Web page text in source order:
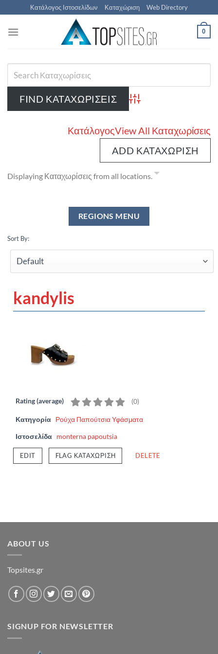
Μετάβαση
στο
περιεχόμενο
Κατάλογος Ιστοσελίδων Καταχώριση Web Directory
0
Advanced Search
ΚατάλογοςView All Καταχωρίσεις
ADD ΚΑΤΑΧΏΡΙΣΗ
Displaying Καταχωρίσεις from all locations.
Sort By:
kandylis
Rating (average) (0)
Κατηγορία Ρούχα Παπούτσια Υφάσματα
Ιστοσελίδα monterna papoutsia
EDIT FLAG ΚΑΤΑΧΏΡΙΣΗ DELETE
ABOUT US
Topsites.gr
SIGNUP FOR NEWSLETTER